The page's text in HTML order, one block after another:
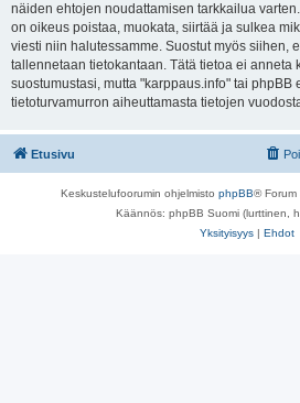
näiden ehtojen noudattamisen tarkkailua
on oikeus poistaa, muokata, siirtää ja sulkea
viesti niin halutessamme. Suostut myös siihen,
tallennetaan tietokantaan. Tätä tietoa ei
suostumustasi, mutta "karppaus.info" tai phpBB
tietoturvamurron aiheuttamasta tietojen
Etusivu
Keskustelufoorumin ohjelmisto phpBB® Forum
Käännös: phpBB Suomi (lurttinen,
Yksityisyys | Ehdot